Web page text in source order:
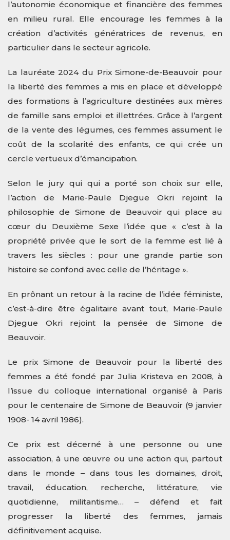
l’autonomie économique et financière des femmes
en milieu rural. Elle encourage les femmes à la
création d’activités génératrices de revenus, en
particulier dans le secteur agricole.
La lauréate 2024 du Prix Simone-de-Beauvoir pour
la liberté des femmes a mis en place et développé
des formations à l’agriculture destinées aux mères
de famille sans emploi et illettrées. Grâce à l’argent
de la vente des légumes, ces femmes assument le
coût de la scolarité des enfants, ce qui crée un
cercle vertueux d’émancipation.
Selon le jury qui qui a porté son choix sur elle,
l’action de Marie-Paule Djegue Okri rejoint la
philosophie de Simone de Beauvoir qui place au
cœur du Deuxième Sexe l’idée que « c’est à la
propriété privée que le sort de la femme est lié à
travers les siècles : pour une grande partie son
histoire se confond avec celle de l’héritage ».
En prônant un retour à la racine de l’idée féministe,
c’est-à-dire être égalitaire avant tout, Marie-Paule
Djegue Okri rejoint la pensée de Simone de
Beauvoir.
Le prix Simone de Beauvoir pour la liberté des
femmes a été fondé par Julia Kristeva en 2008, à
l’issue du colloque international organisé à Paris
pour le centenaire de Simone de Beauvoir (9 janvier
1908- 14 avril 1986).
Ce prix est décerné à une personne ou une
association, à une œuvre ou une action qui, partout
dans le monde – dans tous les domaines, droit,
travail, éducation, recherche, littérature, vie
quotidienne, militantisme… – défend et fait
progresser la liberté des femmes, jamais
définitivement acquise.